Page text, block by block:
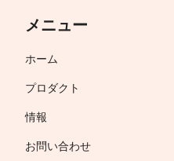
メニュー
ホーム
プロダクト
情報
お問い合わせ